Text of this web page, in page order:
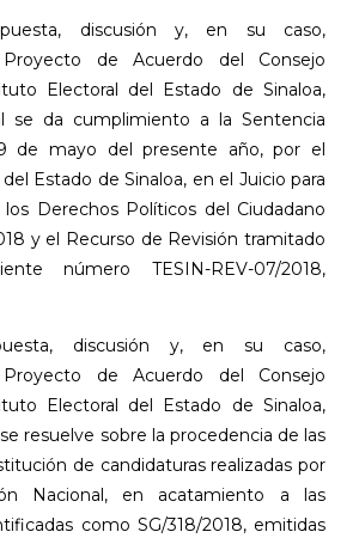
discusión y, en su caso,
de Acuerdo del Consejo
Electoral del Estado de Sinaloa,
se da cumplimiento a la Sentencia
de mayo del presente año, por el
Estado de Sinaloa, en el Juicio para
Derechos Políticos del Ciudadano
y el Recurso de Revisión tramitado
número TESIN-REV-07/2018,
discusión y, en su caso,
de Acuerdo del Consejo
Electoral del Estado de Sinaloa,
resuelve sobre la procedencia de las
de candidaturas realizadas por
Nacional, en acatamiento a las
como SG/318/2018, emitidas